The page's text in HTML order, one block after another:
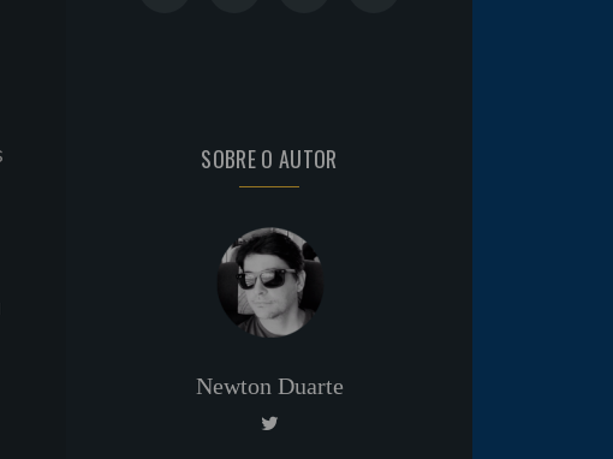
SOBRE O AUTOR
Newton Duarte